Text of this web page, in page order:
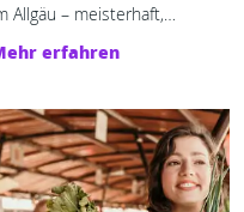
Allgäu – meisterhaft,
termingerecht und alles aus
Hand.
erfahren